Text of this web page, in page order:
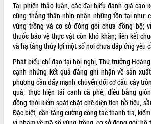
tầm nhìn đến năm 2050
Nâng cao hiệu quả hoạt động của các
doanh nghiệp nhà nước
Hội nghị triển khai kết nối mạng
quan Đảng, Nhà nước
Lễ phát động chuỗi hoạt động chung
tay làm sạch môi trường
Xã Ea Kar bước chuyển mình trong
công tác cải cách hành chính mô hình
mới
Tại phiên thảo luận, các đại biểu đánh giá cao
cũng thẳng thắn nhìn nhận những tồn tại như:
vùng trồng và cơ sở đóng gói chưa đồng bộ;
thuốc bảo vệ thực vật còn khó khăn; liên kết
và hạ tầng thủy lợi một số nơi chưa đáp ứng yêu
Phát biểu chỉ đạo tại hội nghị, Thứ trưởng
cạnh những kết quả đáng ghi nhận về sản
phương cần đẩy mạnh chuyển đổi cơ cấu cây
quả; thực hiện tái canh cà phê, điều bằng
đồng thời kiểm soát chặt chẽ diện tích hồ tiêu,
Đặc biệt, cần tăng cường công tác thanh tra,